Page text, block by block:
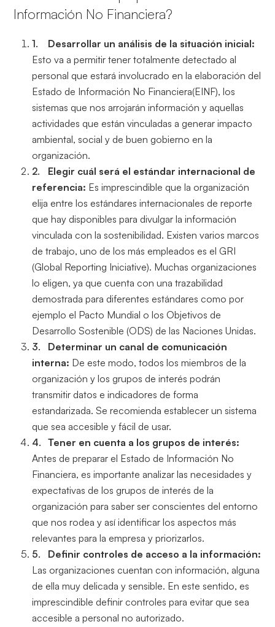
Información No Financiera?
Desarrollar un análisis de la situación inicial:
Esto va a permitir tener totalmente detectado al
personal que estará involucrado en la elaboración del
Estado de Información No Financiera(EINF), los
sistemas que nos arrojarán información y aquellas
actividades que están vinculadas a generar impacto
ambiental, social y de buen gobierno en la
organización.
Elegir cuál será el estándar internacional de
referencia: Es imprescindible que la organización
elija entre los estándares internacionales de reporte
que hay disponibles para divulgar la información
vinculada con la sostenibilidad. Existen varios marcos
de trabajo, uno de los más empleados es el GRI
(Global Reporting Iniciative). Muchas organizaciones
lo eligen, ya que cuenta con una trazabilidad
demostrada para diferentes estándares como por
ejemplo el Pacto Mundial o los Objetivos de
Desarrollo Sostenible (ODS) de las Naciones Unidas.
Determinar un canal de comunicación
interna: De este modo, todos los miembros de la
organización y los grupos de interés podrán
transmitir datos e indicadores de forma
estandarizada. Se recomienda establecer un sistema
que sea accesible y fácil de usar.
Tener en cuenta a los grupos de interés:
Antes de preparar el Estado de Información No
Financiera, es importante analizar las necesidades y
expectativas de los grupos de interés de la
organización para saber ser conscientes del entorno
que nos rodea y así identificar los aspectos más
relevantes para la empresa y priorizarlos.
Definir controles de acceso a la información:
Las organizaciones cuentan con información, alguna
de ella muy delicada y sensible. En este sentido, es
imprescindible definir controles para evitar que sea
accesible a personal no autorizado.